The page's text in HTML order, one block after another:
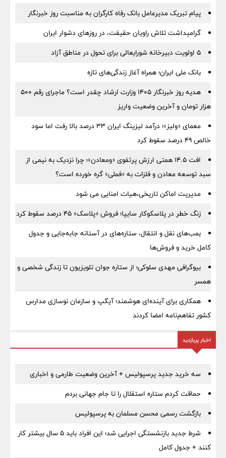
پیام تبریک مدیرعامل بانک رفاه کارگران به مناسبت روز خبرنگار
گرامیداشت تلاش راویان حقیقت، در روزهای دشوار ایران
5 اولویت دبیرخانه شورایعالی برای تحول در مناطق آزاد
بانک ملی ایران؛ همراه آغاز زندگی‌های تازه
هدیه روز خبرنگار ۱۴۰۵ وزارت ارشاد چقدر است؟ ماجرای رقم ۵۰۰
هزار تومان و آخرین وضعیت واریز
معمای «ولیز»؛ درآمد لیزینگ ایران ۳۳ درصد بالا رفت اما سود
خالص ۴۹ درصد سقوط کرد
افت ۱۴.۵ همتی ارزش پرتفوی «ومعادن»؛ چرا نزدیک به نیمی از
سبد توسعه معادن و فلزات به «فملی» گره خورده است؟
مدیریت اماکن تاریخی،هیات امنایی می شود
زنگ خطر در پلاسکوکار سایپا؛ فروش «پلاسک» ۴۵ درصد سقوط کرد
بمب‌های نقل و انتقال، ستاره‌های در آستانه جابه‌جایی و جدول
کامل خرید و فروش‌ها
بیوگرافی مهدی سلوکی؛ از ستاره جوان تلویزیون تا زندگی شخصی و
همسر
همکاری برای آینده‌ای هوشمند؛ آیگپ و سازمان نوسازی مدارس
کشور تفاهم‌نامه امضا کردند
اخبار پربازدید
سه خرید جدید پرسپولیس + آخرین وضعیت طارمی و اخباری
حماقت کردم ستاره استقلال را تا جام جهانی بردم
بازگشت رسمی محسن مسلمان به پرسپولیس
شرط جدید بازنشستگی اجرایی شد؛ این افراد باید ۵ سال بیشتر کار
کنند + جدول کامل